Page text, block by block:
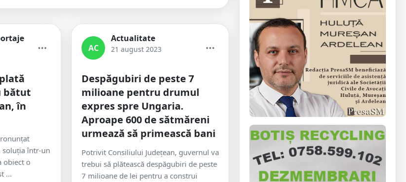
bătut
în
soluția într-un
obiect o
...
AC
Actualitate
21 august 2023
Despăgubiri de peste 7
milioane pentru drumul
expres spre Ungaria.
Aproape 600 de sătmăreni
urmează să primească bani
Potrivit Consiliului Județean, guvernul va
trebui să plătească despăgubiri de peste
7 milioane de lei pentru a construi